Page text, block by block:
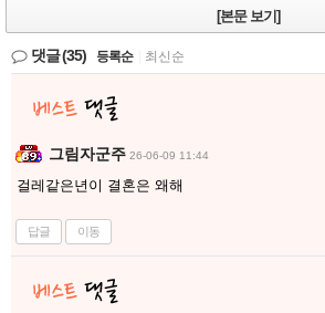
[본문 보기]
댓글(35) 등록순 최신순
그림자군주 26-06-09 11:44
걸레같은년이 결혼은 왜해
답글 이동